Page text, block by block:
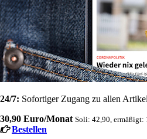
24/7: Sofortiger Zugang zu allen
30,90 Euro/Monat Soli: 42,90, ermäßigt:
Bestellen